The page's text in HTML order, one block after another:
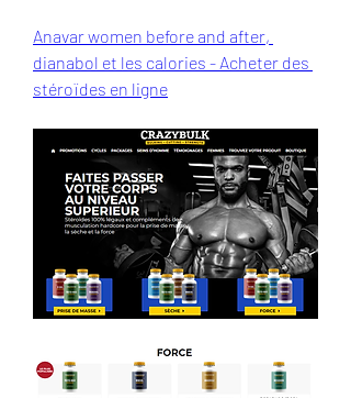
Anavar women before and after,
dianabol et les calories - Acheter des
stéroïdes en ligne